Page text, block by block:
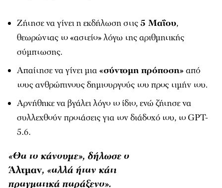
Ζήτησε να γίνει η εκδήλωση στις5 Μαΐου,
θεωρώντας το «αστείο» λόγω της αριθμητικής
σύμπτωσης.
Απαίτησε να γίνει μια «σύντομη πρόποση» από
τους ανθρώπινους δημιουργούς του προς τιμήν του.
Αρνήθηκε να βγάλει λόγο το ίδιο, ενώ ζήτησε να
συλλεχθούν προτάσεις για τον διάδοχό του, το GPT-
5.6.
«Θα το κάνουμε», δήλωσε ο
Άλτμαν, «αλλά ήταν κάτι
πραγματικά παράξενο».